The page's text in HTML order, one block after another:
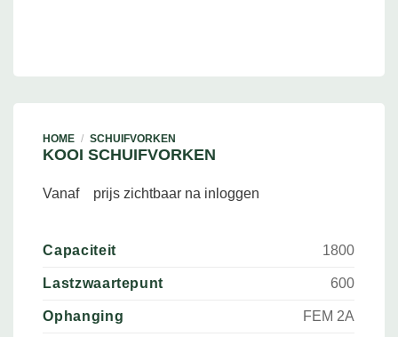
HOME / SCHUIFVORKEN
KOOI SCHUIFVORKEN
Vanaf prijs zichtbaar na inloggen
Capaciteit 1800
Lastzwaartepunt 600
Ophanging FEM 2A